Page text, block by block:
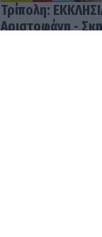
Τρίπολη:
Αριστοφάνη -